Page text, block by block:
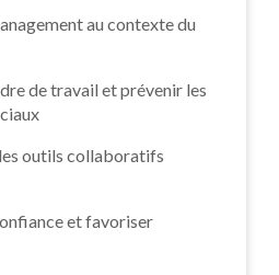
au contexte du
de travail et prévenir les
outils collaboratifs
et favoriser